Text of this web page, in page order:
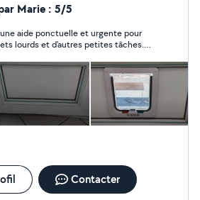
Marie : 5/5
aide ponctuelle et urgente pour
lourds et d'autres petites tâches.
Contacter